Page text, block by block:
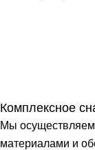
Комплексное
Мы осуществляем
материалами и